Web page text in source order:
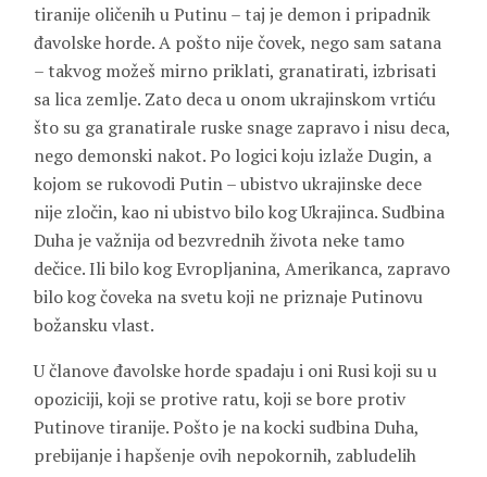
tiranije oličenih u Putinu – taj je demon i pripadnik
đavolske horde. A pošto nije čovek, nego sam satana
– takvog možeš mirno priklati, granatirati, izbrisati
sa lica zemlje. Zato deca u onom ukrajinskom vrtiću
što su ga granatirale ruske snage zapravo i nisu deca,
nego demonski nakot. Po logici koju izlaže Dugin, a
kojom se rukovodi Putin – ubistvo ukrajinske dece
nije zločin, kao ni ubistvo bilo kog Ukrajinca. Sudbina
Duha je važnija od bezvrednih života neke tamo
dečice. Ili bilo kog Evropljanina, Amerikanca, zapravo
bilo kog čoveka na svetu koji ne priznaje Putinovu
božansku vlast.
U članove đavolske horde spadaju i oni Rusi koji su u
opoziciji, koji se protive ratu, koji se bore protiv
Putinove tiranije. Pošto je na kocki sudbina Duha,
prebijanje i hapšenje ovih nepokornih, zabludelih